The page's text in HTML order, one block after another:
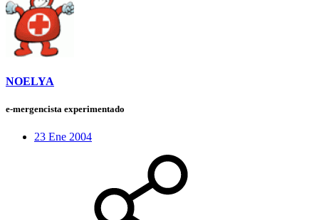
NOELYA
e-mergencista experimentado
23 Ene 2004